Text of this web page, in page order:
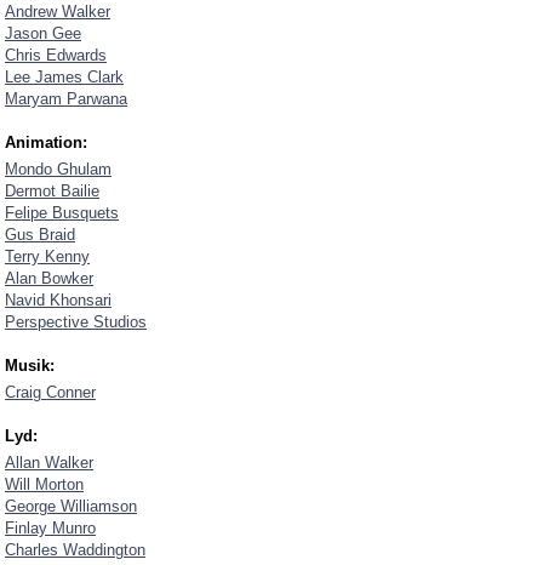
Andrew Walker
Jason Gee
Chris Edwards
Lee James Clark
Maryam Parwana
Animation:
Mondo Ghulam
Dermot Bailie
Felipe Busquets
Gus Braid
Terry Kenny
Alan Bowker
Navid Khonsari
Perspective Studios
Musik:
Craig Conner
Lyd:
Allan Walker
Will Morton
George Williamson
Finlay Munro
Charles Waddington